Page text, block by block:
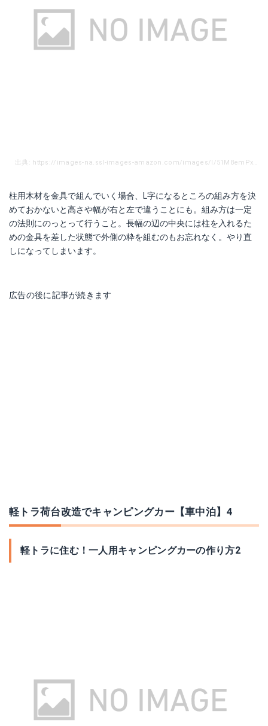
柱用木材を金具で組んでいく場合、L字になるところの組み方を決
めておかないと高さや幅が右と左で違うことにも。組み方は一定
の法則にのっとって行うこと。長幅の辺の中央には柱を入れるた
めの金具を差した状態で外側の枠を組むのもお忘れなく。やり直
しになってしまいます。
広告の後に記事が続きます
軽トラ荷台改造でキャンピングカー【車中泊】4
軽トラに住む！一人用キャンピングカーの作り方2